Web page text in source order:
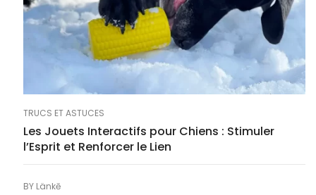
TRUCS ET ASTUCES
Les Jouets Interactifs pour Chiens : Stimuler
l’Esprit et Renforcer le Lien
BY Länkē